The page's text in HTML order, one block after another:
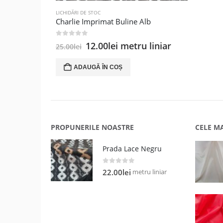
LICHIDĂRI DE STOC
Charlie Imprimat Buline Alb
25.00lei Prețul
a
fost:
12.00lei Prețul
este:
12.00lei.
metru liniar
ADAUGĂ ÎN COȘ
PROPUNERILE NOASTRE
Prada Lace Negru
0 out of 5
22.00lei metru liniar
CELE